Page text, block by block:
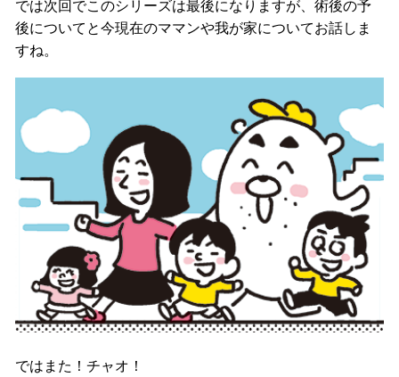
では次回でこのシリーズは最後になりますが、術後の予
後についてと今現在のママンや我が家についてお話しま
すね。
ではまた！チャオ！